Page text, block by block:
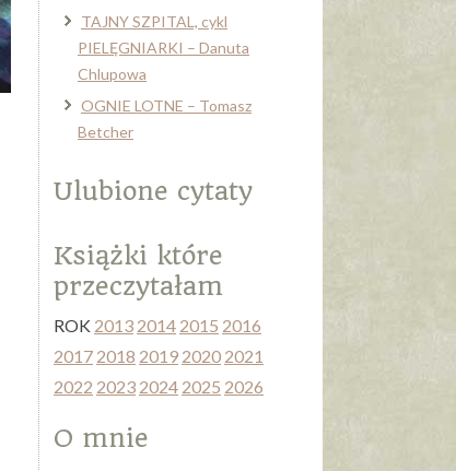
TAJNY SZPITAL, cykl
PIELĘGNIARKI – Danuta
Chlupowa
OGNIE LOTNE – Tomasz
Betcher
Ulubione cytaty
Książki które
przeczytałam
ROK 2013 2014 2015 2016
2017 2018 2019 2020 2021
2022 2023 2024 2025 2026
O mnie